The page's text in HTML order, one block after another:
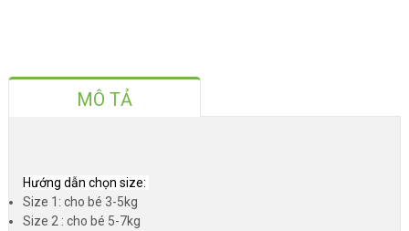
MÔ TẢ
Hướng dẫn chọn size:
Size 1: cho bé 3-5kg
Size 2 : cho bé 5-7kg